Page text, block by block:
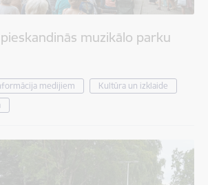
pieskandinās muzikālo parku
medijiem
Kultūra un izklaide